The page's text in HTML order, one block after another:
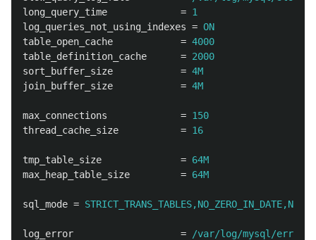
long_query_time
= 1
log_queries_not_using_indexes = ON
table_open_cache
= 4000
table_definition_cache
= 2000
sort_buffer_size
= 4M
join_buffer_size
= 4M
max_connections = 150
thread_cache_size
= 16
tmp_table_size = 64M
max_heap_table_size
= 64M
sql_mode =
log_error =
/var/log/mysql/